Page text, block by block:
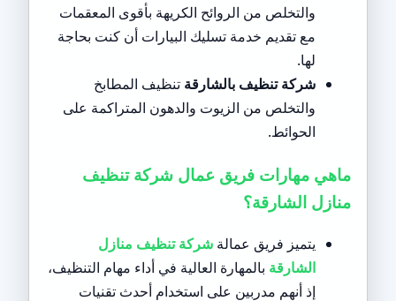
والتخلص من الروائح الكريهة بأقوى المعقمات
مع تقديم خدمة تسليك البيارات أن كنت بحاجة
لها.
شركة تنظيف بالشارقة تنظيف المطابخ
والتخلص من الزيوت والدهون المتراكمة على
الحوائط.
ماهي مهارات فريق عمال شركة تنظيف
منازل الشارقة؟
يتميز فريق عمالة شركة تنظيف منازل
الشارقة بالمهارة العالية في أداء مهام التنظيف،
إذ أنهم مدربين على استخدام أحدث تقنيات